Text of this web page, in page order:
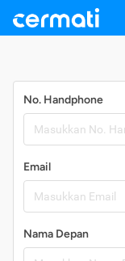
No. Handphone
Email
Nama Depan